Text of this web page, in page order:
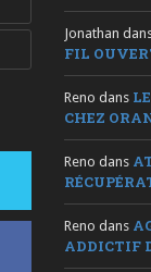
Jonathan
FIL
Reno dans
CHEZ
Reno dans
Reno dans
ADDICTIF